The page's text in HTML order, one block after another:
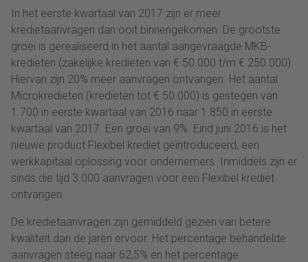
In het eerste kwartaal van 2017 zijn er meer
kredietaanvragen dan ooit binnengekomen. De grootste
groei is gerealiseerd in het aantal aangevraagde MKB-
kredieten (zakelijke kredieten van € 50.000 t/m € 250.000).
Hiervan zijn 20% meer aanvragen ontvangen. Het aantal
Microkredieten (kredieten tot € 50.000) is gestegen van
1.700 in eerste kwartaal van 2016 naar 1.850 in eerste
kwartaal van 2017. Een groei van 9%. Eind juni 2016 is het
nieuwe product Flexibel krediet geïntroduceerd, een
werkkapitaal oplossing voor ondernemers. Inmiddels zijn er
sinds die tijd 3.000 aanvragen voor een Flexibel krediet
ontvangen.
De kredietaanvragen zijn gemiddeld gezien van betere
kwaliteit dan de jaren ervoor. Het percentage behandelde
aanvragen steeg naar 62,5% en het percentage